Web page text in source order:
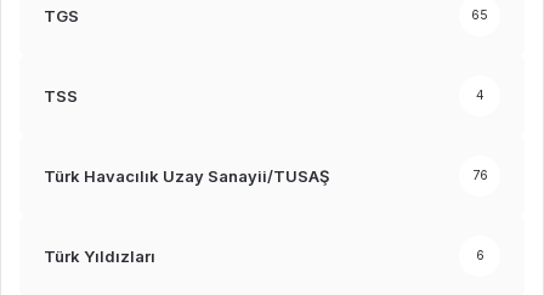
TGS 65
TSS 4
Türk Havacılık Uzay Sanayii/TUSAŞ 76
Türk Yıldızları 6